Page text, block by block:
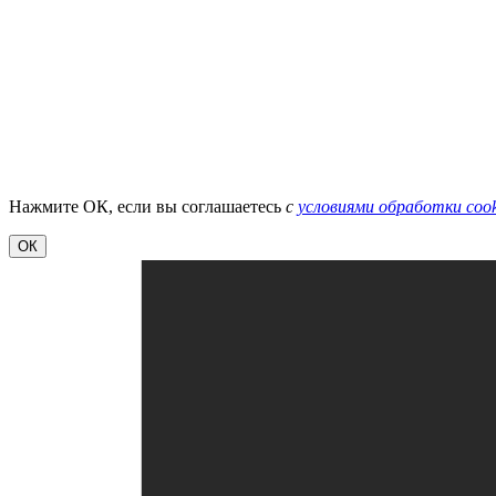
Нажмите ОК, если вы соглашаетесь с условиями обработки
ОК